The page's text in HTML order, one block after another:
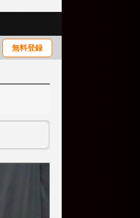
無料登録